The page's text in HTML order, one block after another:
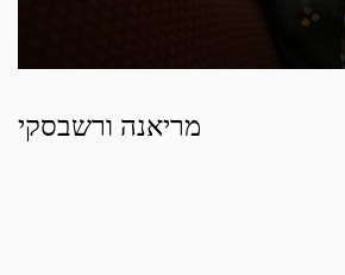
מריאנה ורשבסקי